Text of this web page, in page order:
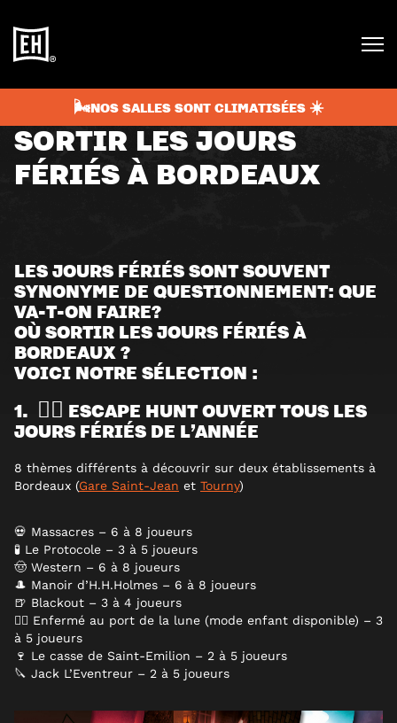
🌬️NOS SALLES SONT CLIMATISÉES ☀️
SORTIR LES JOURS
FÉRIÉS À BORDEAUX
LES JOURS FÉRIÉS SONT SOUVENT
SYNONYME DE QUESTIONNEMENT: QUE
VA-T-ON FAIRE?
OÙ SORTIR LES JOURS FÉRIÉS À
BORDEAUX ?
VOICI NOTRE SÉLECTION :
1. 🕵️‍♀️ ESCAPE HUNT OUVERT TOUS LES
JOURS FÉRIÉS DE L’ANNÉE
8 thèmes différents à découvrir sur deux établissements à
Bordeaux (Gare Saint-Jean et Tourny)
💀 Massacres – 6 à 8 joueurs
🧪 Le Protocole – 3 à 5 joueurs
🤠 Western – 6 à 8 joueurs
🎩 Manoir d’H.H.Holmes – 6 à 8 joueurs
🍺 Blackout – 3 à 4 joueurs
🏴‍☠️ Enfermé au port de la lune (mode enfant disponible) – 3
à 5 joueurs
🍷 Le casse de Saint-Emilion – 2 à 5 joueurs
🔪 Jack L’Eventreur – 2 à 5 joueurs